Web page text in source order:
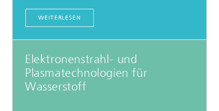
WEITERLESEN
Elektronenstrahl- und
Plasmatechnologien für
Wasserstoff